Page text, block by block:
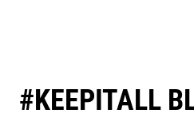
#KEEPITALL